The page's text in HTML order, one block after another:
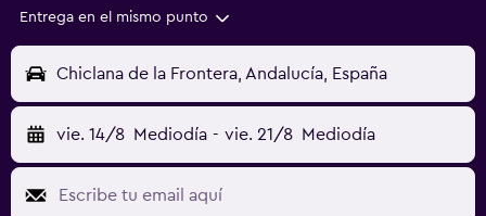
Entrega en el mismo punto
Chiclana de la Frontera, Andalucía, España
vie. 14/8 Mediodía - vie. 21/8 Mediodía